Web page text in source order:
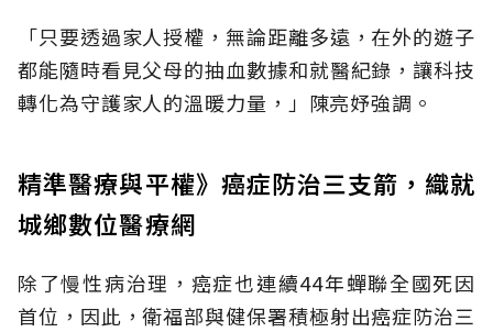
「只要透過家人授權，無論距離多遠，在外的遊子
都能隨時看見父母的抽血數據和就醫紀錄，讓科技
轉化為守護家人的溫暖力量，」陳亮妤強調。
精準醫療與平權》癌症防治三支箭，織就
城鄉數位醫療網
除了慢性病治理，癌症也連續44年蟬聯全國死因
首位，因此，衛福部與健保署積極射出癌症防治三